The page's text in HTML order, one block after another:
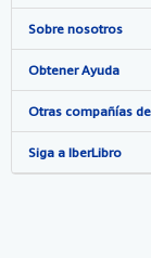
Colecciones
Mi cuenta
Mis pedidos
Ver carrito
Comenzar a vender
Únase a nuestro
Recomiende un
Sobre nosotros
Sobre IberLibro
Medios
Empleo
Preferencias de
Obtener Ayuda
Preguntas
Atención al Cliente
Otras compañías
AbeBooks.com
Siga a IberLibro